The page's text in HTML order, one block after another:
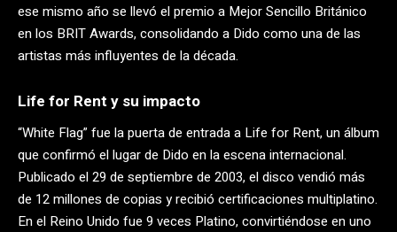
ese mismo año se llevó el premio a Mejor Sencillo Británico
en los BRIT Awards, consolidando a Dido como una de las
artistas más influyentes de la década.
Life for Rent y su impacto
“White Flag” fue la puerta de entrada a Life for Rent, un álbum
que confirmó el lugar de Dido en la escena internacional.
Publicado el 29 de septiembre de 2003, el disco vendió más
de 12 millones de copias y recibió certificaciones multiplatino.
En el Reino Unido fue 9 veces Platino, convirtiéndose en uno